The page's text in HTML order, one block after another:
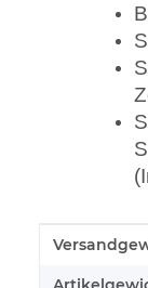
Wert